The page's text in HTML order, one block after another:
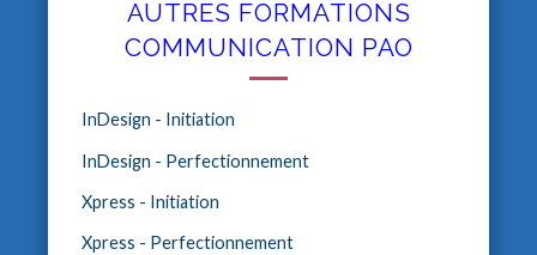
AUTRES FORMATIONS
COMMUNICATION PAO
InDesign - Initiation
InDesign - Perfectionnement
Xpress - Initiation
Xpress - Perfectionnement